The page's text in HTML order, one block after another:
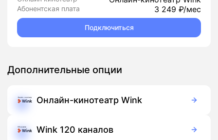
Абонентская плата 3 249 ₽/мес
Подключиться
Дополнительные опции
Онлайн-кинотеатр Wink
Подписка
Wink 120 каналов